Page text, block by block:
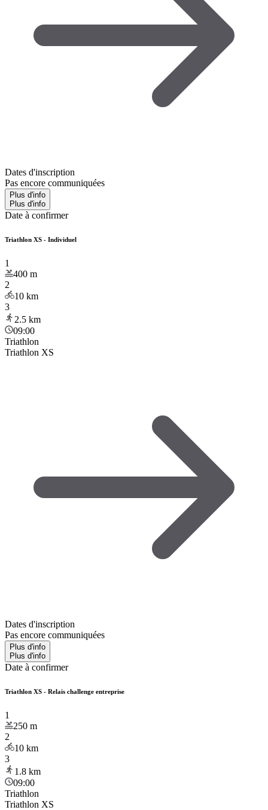
Dates d'inscription
Pas encore communiquées
Plus d'info
Plus d'info
Date à confirmer
Triathlon XS - Individuel
1
400 m
2
10 km
3
2.5 km
09:00
Triathlon
Triathlon XS
Dates d'inscription
Pas encore communiquées
Plus d'info
Plus d'info
Date à confirmer
Triathlon XS - Relais challenge entreprise
1
250 m
2
10 km
3
1.8 km
09:00
Triathlon
Triathlon XS